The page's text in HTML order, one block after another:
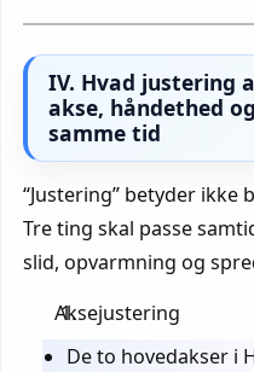
IV. Hvad justering
akse, håndethed
samme tid
“Justering” betyder
Tre ting skal passe
slid, opvarmning og
Aksejustering
De to hovedakser i